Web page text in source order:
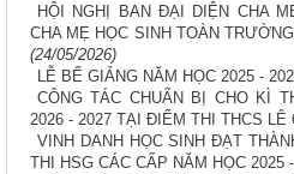
HỘI NGHỊ BAN ĐẠI DIỆN CHA
CHA MẸ HỌC SINH TOÀN
(24/05/2026)
LỄ BẾ GIẢNG NĂM HỌC 2025 -
CÔNG TÁC CHUẨN BỊ CHO KÌ
2026 - 2027 TẠI ĐIỂM THI THCS LÊ
VINH DANH HỌC SINH ĐẠT
THI HSG CÁC CẤP NĂM HỌC 2025